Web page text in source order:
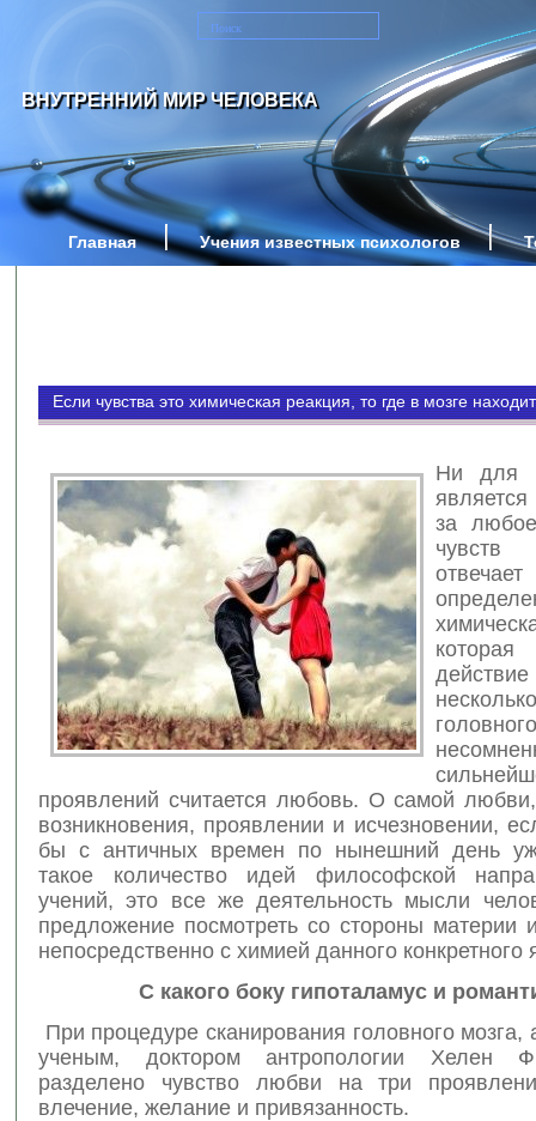
ВНУТРЕННИЙ МИР ЧЕЛОВЕКА
Главная Учения известных психологов
Если чувства это химическая реакция, то где в мозге
Ни для
за
отвечает
проявлений считается любовь. О самой
возникновения, проявлении и исчезновении,
бы с античных времен по нынешний день
такое количество идей философской
учений, это все же деятельность мысли
предложение посмотреть со стороны материи
непосредственно с химией данного конкретного
С какого боку гипоталамус и
При процедуре сканирования головного мозга,
ученым, доктором антропологии Хелен
разделено чувство любви на три
влечение, желание и привязанность.